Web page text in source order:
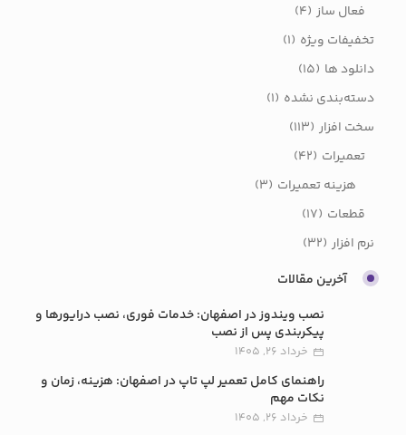
فعال ساز (4)
تخفیفات ویژه (1)
دانلود ها (15)
دسته‌بندی نشده (1)
سخت افزار (113)
تعمیرات (42)
هزینه تعمیرات (3)
قطعات (17)
نرم افزار (32)
آخرین مقالات
نصب ویندوز در اصفهان: خدمات فوری، نصب درایورها و
پیکربندی پس از نصب
خرداد 26, 1405
راهنمای کامل تعمیر لپ تاپ در اصفهان: هزینه، زمان و
نکات مهم
خرداد 26, 1405